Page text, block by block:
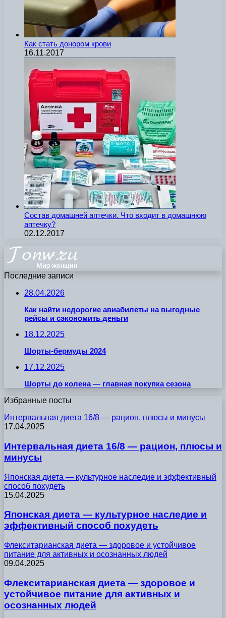
Как стать донором крови
16.11.2017
Состав домашней аптечки. Что входит в домашнюю
аптечку?
02.12.2017
Последние записи
28.04.2026
Как найти недорогие авиабилеты на выгодные
рейсы и сэкономить деньги
18.12.2025
Шорты-бермуды 2024
17.12.2025
Шорты до колена — главная покупка сезона
Избранные посты
Интервальная диета 16/8 — рацион, плюсы и минусы
17.04.2025
Интервальная диета 16/8 — рацион, плюсы и
минусы
Японская диета — культурное наследие и эффективный
способ похудеть
15.04.2025
Японская диета — культурное наследие и
эффективный способ похудеть
Флекситарианская диета — здоровое и устойчивое
питание для активных и осознанных людей
09.04.2025
Флекситарианская диета — здоровое и
устойчивое питание для активных и
осознанных людей